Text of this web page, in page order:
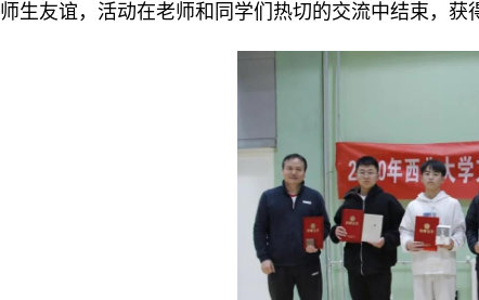
师生友谊，活动在老师和同学们热切的交流中结束，获